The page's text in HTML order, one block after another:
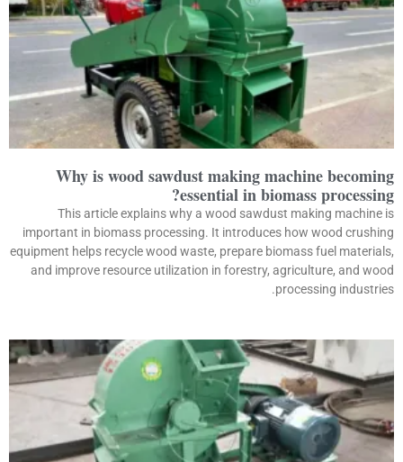
Why is wood sawdust making machine becoming
essential in biomass processing?
This article explains why a wood sawdust making machine is
important in biomass processing. It introduces how wood crushing
equipment helps recycle wood waste, prepare biomass fuel materials,
and improve resource utilization in forestry, agriculture, and wood
processing industries.